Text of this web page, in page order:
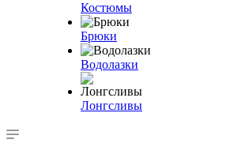
Костюмы
Брюки
Водолазки
Лонгсливы